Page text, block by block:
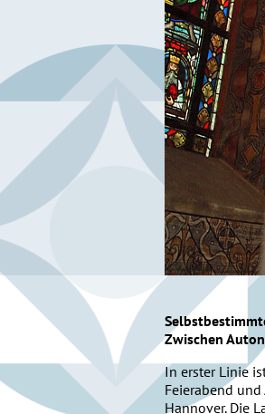
Foto: Katrin Kutter
Zwischen
In erster Linie
Feierabend
Hannover. Die